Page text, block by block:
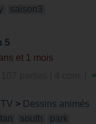
saison3
5
et 1 mois
> Dessins animés
south park